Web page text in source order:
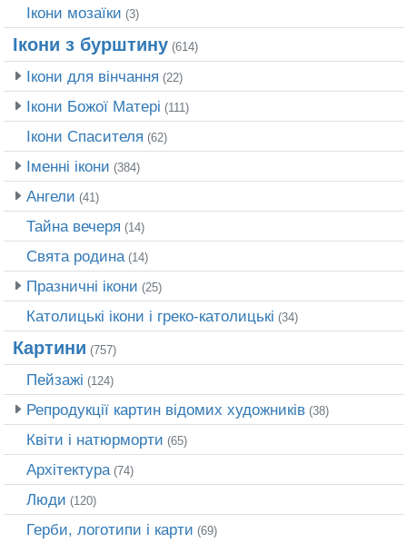
Ікони мозаїки (3)
Ікони з бурштину (614)
Ікони для вінчання (22)
Ікони Божої Матері (111)
Ікони Спасителя (62)
Іменні ікони (384)
Ангели (41)
Тайна вечеря (14)
Свята родина(14)
Празничні ікони (25)
Католицькі ікони і греко-католицькі (34)
Картини (757)
Пейзажі (124)
Репродукції картин відомих художників (38)
Квіти і натюрморти (65)
Архітектура(74)
Люди (120)
Герби, логотипи і карти (69)